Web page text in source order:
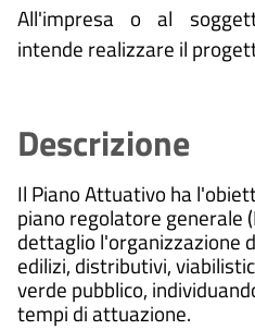
All'impresa o al
intende realizzare il
Descrizione
Il Piano Attuativo ha
piano regolatore generale
dettaglio l'organizzazione
edilizi, distributivi,
verde pubblico,
tempi di attuazione.